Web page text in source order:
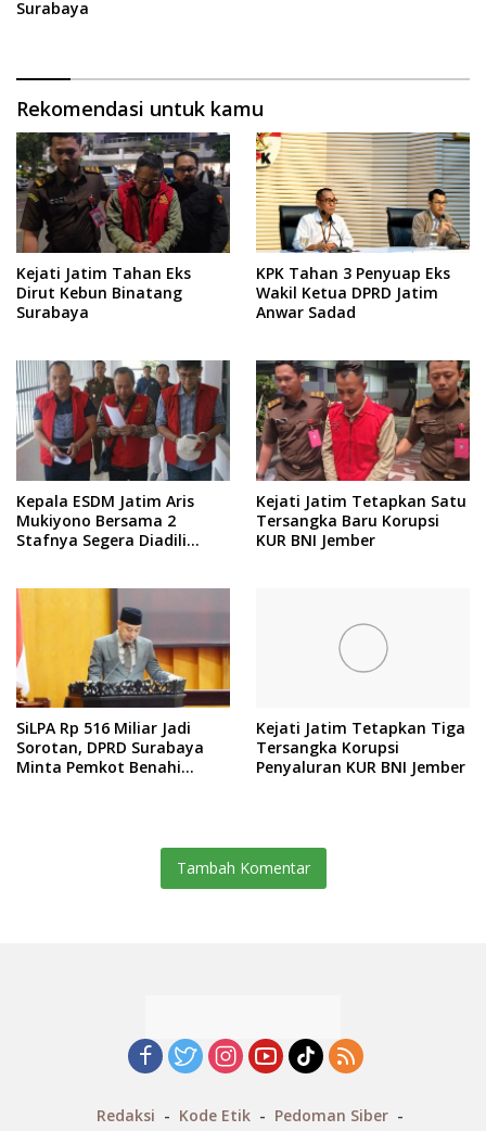
Surabaya
Rekomendasi untuk kamu
Kejati Jatim Tahan Eks
Dirut Kebun Binatang
Surabaya
KPK Tahan 3 Penyuap Eks
Wakil Ketua DPRD Jatim
Anwar Sadad
Kepala ESDM Jatim Aris
Mukiyono Bersama 2
Stafnya Segera Diadili
Kejati Jatim Tetapkan Satu
Tersangka Baru Korupsi
KUR BNI Jember
SiLPA Rp 516 Miliar Jadi
Sorotan, DPRD Surabaya
Minta Pemkot Benahi
Kejati Jatim Tetapkan Tiga
Tersangka Korupsi
Penyaluran KUR BNI Jember
Tambah Komentar
Redaksi Kode Etik
Pedoman Siber